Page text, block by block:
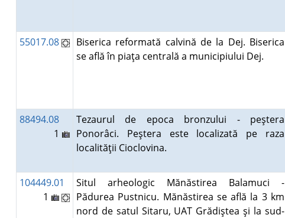
55017.08
Biserica reformată calvină de la Dej. Biserica
se află în piaţa centrală a municipiului Dej.
88494.08
1
Tezaurul de epoca bronzului - peştera
Ponorâci. Peştera este localizată pe raza
localităţii Cioclovina.
104449.01
1
Situl arheologic Mănăstirea Balamuci -
Pădurea Pustnicu. Mănăstirea se află la 3 km
nord de satul Sitaru, UAT Grădiştea şi la sud-